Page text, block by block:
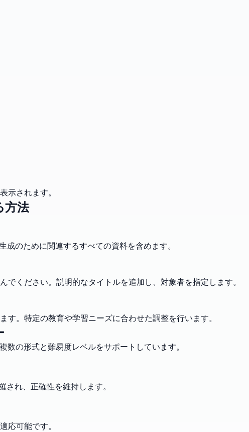
示されます。
方法
のために関連するすべての資料を含めます。
ください。説明的なタイトルを追加し、対象者を指定します。
。特定の教育や学習ニーズに合わせた調整を行います。
の形式と難易度レベルをサポートしています。
れ、正確性を維持します。
応可能です。